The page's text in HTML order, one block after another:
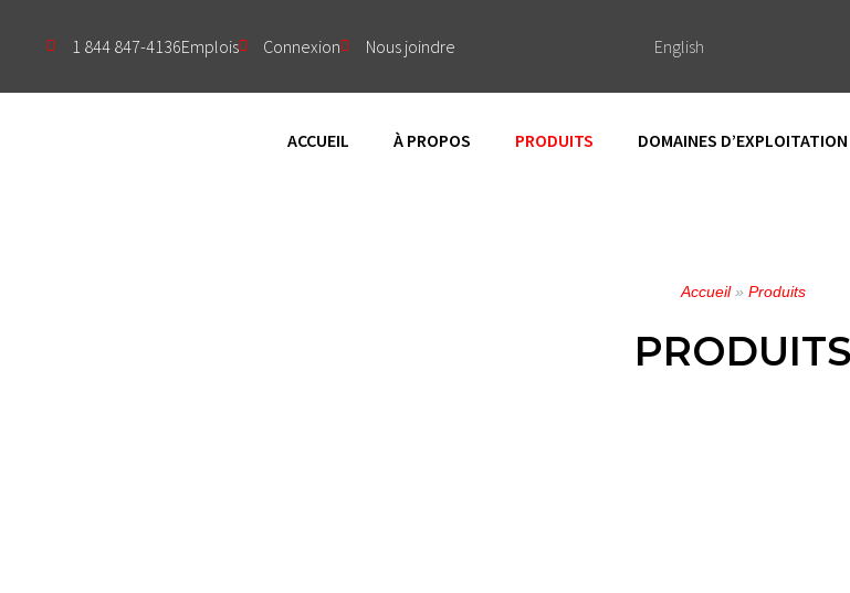
1 844 847-4136Emplois Connexion Nous joindre English
ACCUEIL À PROPOS PRODUITS DOMAINES D’EXPLOITATION
Accueil» Produits
PRODUITS